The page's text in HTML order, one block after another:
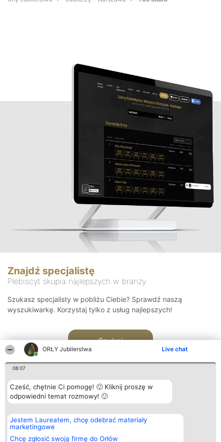
ORŁY Jubilerstwa Live chat
08:07
Cześć, chętnie Ci pomogę! 🙂 Kliknij proszę w
odpowiedni temat rozmowy! 🙂
Jestem Laureatem, chcę odebrać materiały
marketingowe
Chcę zgłosić swoją firmę do Orłów
Znajdź specjalistę
Plebiscyt skupia najlepszych w branży
Szukasz specjalisty w pobliżu Ciebie? Sprawdź naszą
wyszukiwarkę. Korzystaj tylko z usług najlepszych!
Szukaj
Organizator plebiscytu
Bright Side Solutions sp. z o.
o. sp. k.
ul. Ruska 22
Plebiscyt
Laureaci
wszystkich
Kontakt
Kontakt